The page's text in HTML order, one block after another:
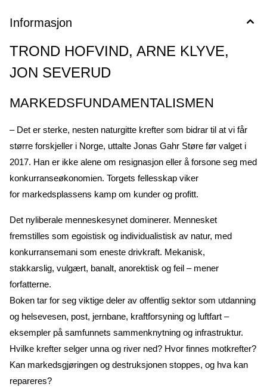
Informasjon
TROND HOFVIND, ARNE KLYVE,
JON SEVERUD
MARKEDSFUNDAMENTALISMEN
– Det er sterke, nesten naturgitte krefter som bidrar til at vi får
større forskjeller i Norge, uttalte Jonas Gahr Støre før valget i
2017. Han er ikke alene om resignasjon eller å forsone seg med
konkurranseøkonomien. Torgets fellesskap viker
for markedsplassens kamp om kunder og profitt.
Det nyliberale menneskesynet dominerer. Mennesket
fremstilles som egoistisk og individualistisk av natur, med
konkurransemani som eneste drivkraft. Mekanisk,
stakkarslig, vulgært, banalt, anorektisk og feil – mener
forfatterne.
Boken tar for seg viktige deler av offentlig sektor som utdanning
og helsevesen, post, jernbane, kraftforsyning og luftfart –
eksempler på samfunnets sammenknytning og infrastruktur.
Hvilke krefter selger unna og river ned? Hvor finnes motkrefter?
Kan markedsgjøringen og destruksjonen stoppes, og hva kan
repareres?